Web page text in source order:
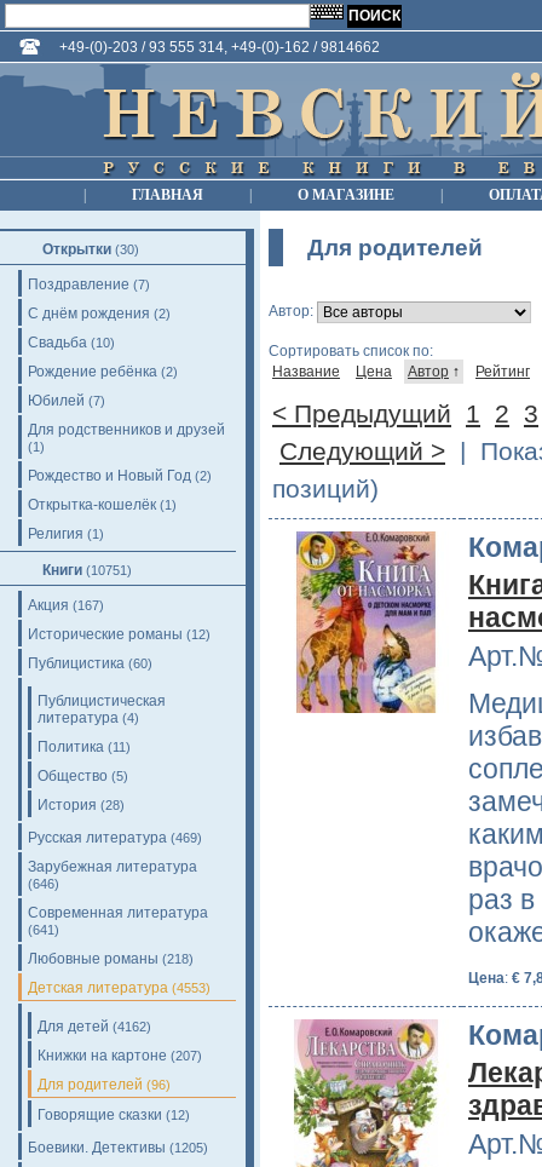
+49-(0)-203 / 93 555 314, +49-(0)-162 / 9814662
ГЛАВНАЯ О МАГАЗИНЕ
Открытки (30)
Поздравление (7)
С днём рождения (2)
Свадьба (10)
Рождение ребёнка (2)
Юбилей (7)
Для родственников и друзей
(1)
Рождество и Новый Год (2)
Открытка-кошелёк (1)
Религия (1)
Книги (10751)
Акция (167)
Исторические романы (12)
Публицистика (60)
Публицистическая
литература (4)
Политика (11)
Общество (5)
История (28)
Русская литература (469)
Зарубежная литература
(646)
Современная литература
(641)
Любовные романы (218)
Детская литература (4553)
Для детей (4162)
Книжки на картоне (207)
Для родителей (96)
Говорящие сказки (12)
Боевики. Детективы (1205)
Для родителей
Автор:
Сортировать список по:
Название
Цена Автор ↑ Рейтинг
< Предыдущий 1 2
3
Следующий > |
позиций)
раз
Цена: €